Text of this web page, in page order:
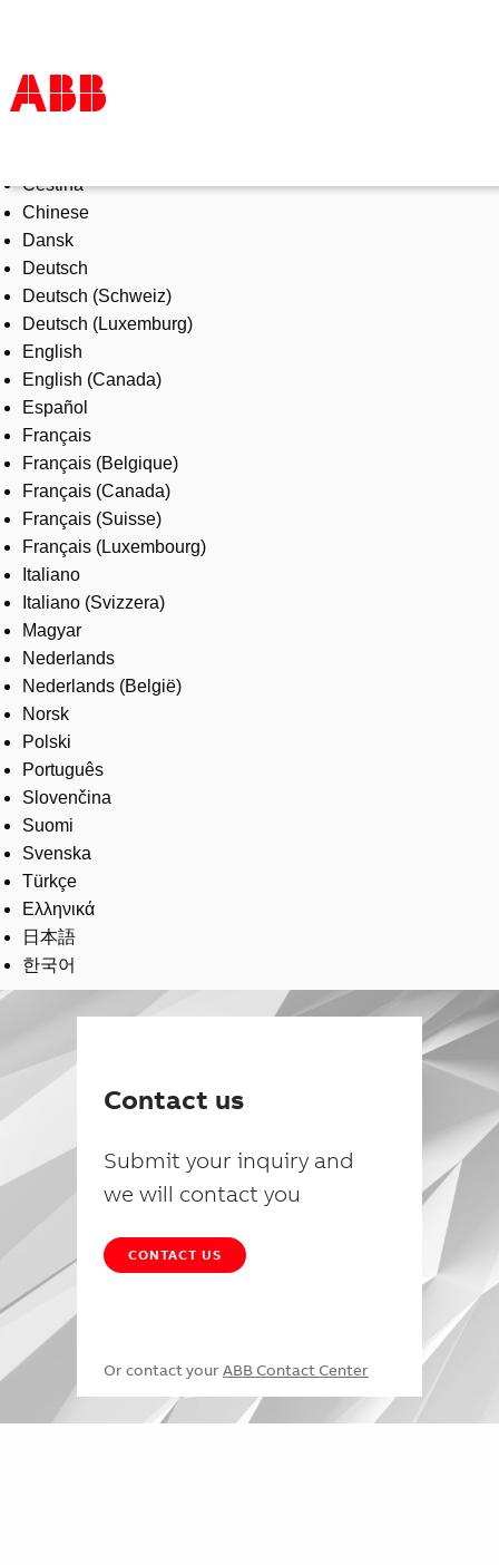
Products & Solutions
Industries
Services
About us
Where to buy
Contact us
Careers
Čeština
Chinese
Dansk
Deutsch
Deutsch (Schweiz)
Deutsch (Luxemburg)
English
English (Canada)
Español
Français
Français (Belgique)
Français (Canada)
Français (Suisse)
Français (Luxembourg)
Italiano
Italiano (Svizzera)
Magyar
Nederlands
Nederlands (België)
Norsk
Polski
Português
Slovenčina
Suomi
Svenska
Türkçe
Ελληνικά
日本語
한국어
Contact us
Submit your inquiry and
we will contact you
CONTACT US
Or contact your ABB Contact Center